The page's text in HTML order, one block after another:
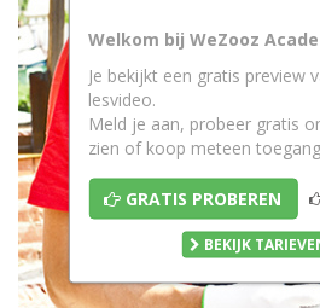
Welkom bij WeZooz
Je bekijkt een gratis preview
lesvideo.
Meld je aan, probeer gratis
zien of koop meteen
GRATIS PROBEREN
BEKIJK